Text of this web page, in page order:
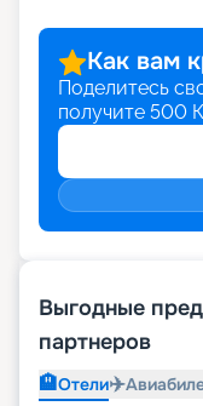
Как вам
Поделитесь
получите 500
Выгодные
партнеров
🏨Отели✈️